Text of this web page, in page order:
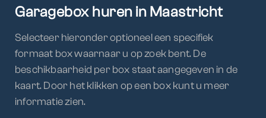
Garagebox huren in Maastricht
Selecteer hieronder optioneel een specifiek
formaat box waarnaar u op zoek bent. De
beschikbaarheid per box staat aangegeven in de
kaart. Door het klikken op een box kunt u meer
informatie zien.